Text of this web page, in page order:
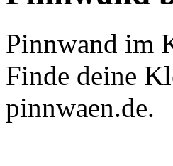
Pinnwand im
Finde deine
pinnwaen.de.